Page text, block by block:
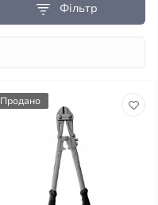
Фільтр
Продано